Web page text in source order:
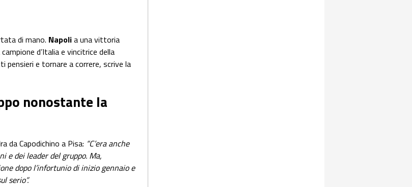
di mano. Napolia una vittoria
d’Italia e vincitrice della
pensieri e tornare a correre, scrive la
nonostante la
da Capodichino a Pisa: “C’era anche
e dei leader del gruppo. Ma,
dopo l’infortunio di inizio gennaio e
serio”.